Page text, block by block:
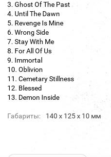
3. Ghost Of The Past
4. Until The Dawn
5. Revenge Is Mine
6. Wrong Side
7. Stay With Me
8. For All Of Us
9. Immortal
10. Oblivion
11. Cemetary Stillness
12. Blessed
13. Demon Inside
Габариты: 140 х 125 х 10 мм